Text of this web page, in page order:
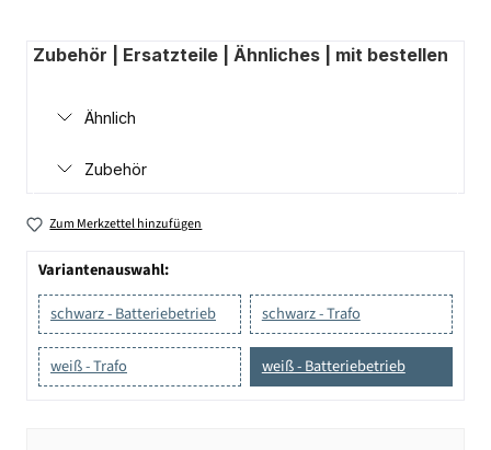
Zubehör | Ersatzteile | Ähnliches | mit bestellen
Ähnlich
Zubehör
Zum Merkzettel hinzufügen
Variantenauswahl:
schwarz - Batteriebetrieb
schwarz - Trafo
weiß - Trafo weiß - Batteriebetrieb